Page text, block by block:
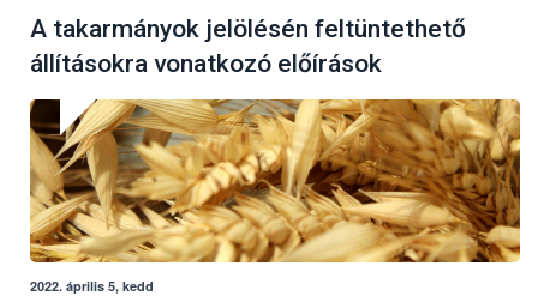
A takarmányok jelölésén feltüntethető
állításokra vonatkozó előírások
2022. április 5, kedd